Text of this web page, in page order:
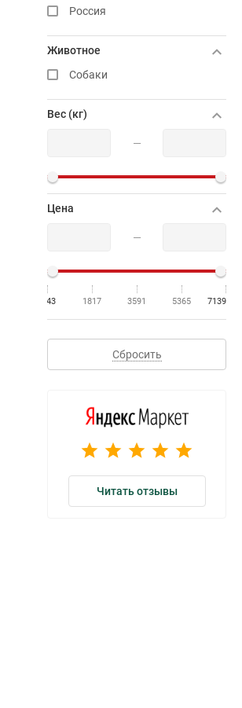
Россия
Животное
Собаки
Вес (кг)
—
Цена
—
43 1817 3591 5365 7139
Сбросить
Читать отзывы